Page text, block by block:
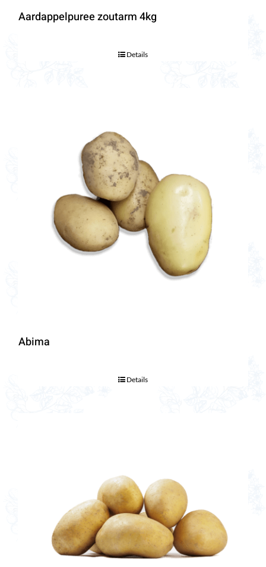
Aardappelpuree zoutarm 4kg
Details
Abima
Details